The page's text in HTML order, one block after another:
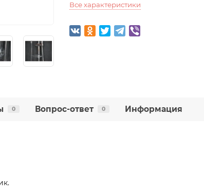
Все характеристики
0 Вопрос-ответ 0 Информация